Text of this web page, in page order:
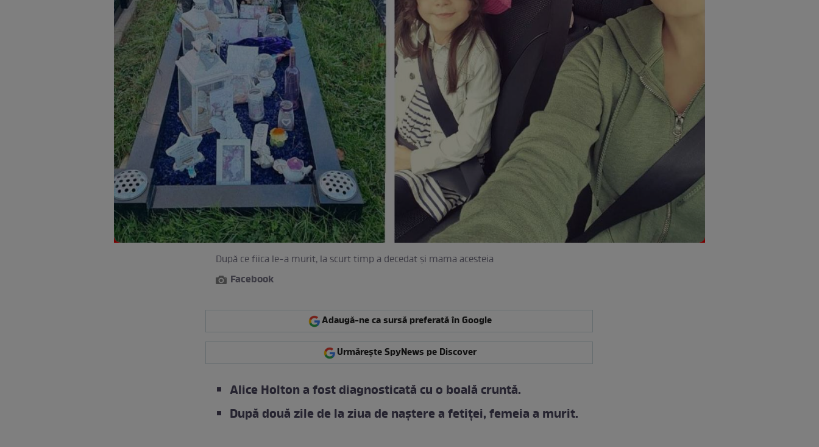
După ce fiica le-a murit, la scurt timp a decedat și mama acesteia
Facebook
Adaugă-ne ca sursă preferată în Google
Urmărește SpyNews pe Discover
Alice Holton a fost diagnosticată cu o boală cruntă.
După două zile de la ziua de naștere a fetiței, femeia a murit.